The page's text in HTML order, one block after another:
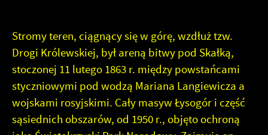
Stromy teren, ciągnący się w górę, wzdłuż tzw.
Drogi Królewskiej, był areną bitwy pod Skałką,
stoczonej 11 lutego 1863 r. między powstańcami
styczniowymi pod wodzą Mariana Langiewicza a
wojskami rosyjskimi. Cały masyw Łysogór i część
sąsiednich obszarów, od 1950 r., objęto ochroną